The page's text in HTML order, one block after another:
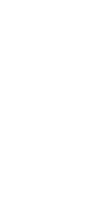
alternative